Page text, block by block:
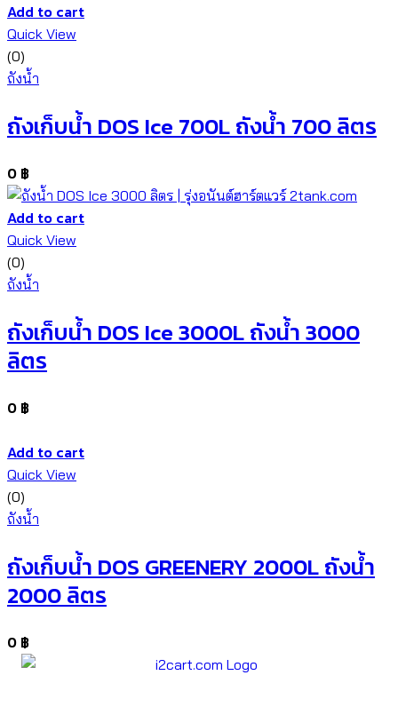
Add to cart
Quick View
(0)
ถังน้ำ
ถังเก็บน้ำ DOS Ice 700L ถังน้ำ 700 ลิตร
0 ฿
Add to cart
Quick View
(0)
ถังน้ำ
ถังเก็บน้ำ DOS Ice 3000L ถังน้ำ 3000
ลิตร
0 ฿
Add to cart
Quick View
(0)
ถังน้ำ
ถังเก็บน้ำ DOS GREENERY 2000L ถังน้ำ
2000 ลิตร
0 ฿